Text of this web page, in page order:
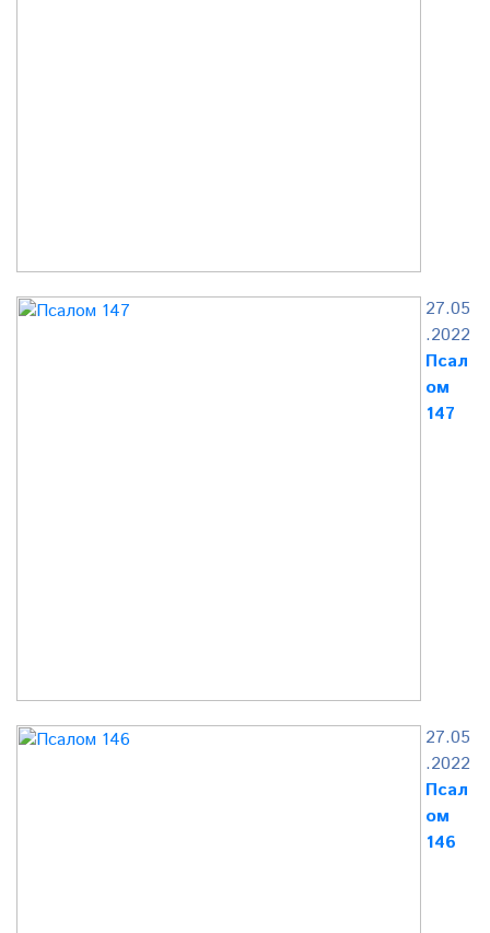
27.05
.2022
Псал
ом
147
27.05
.2022
Псал
ом
146